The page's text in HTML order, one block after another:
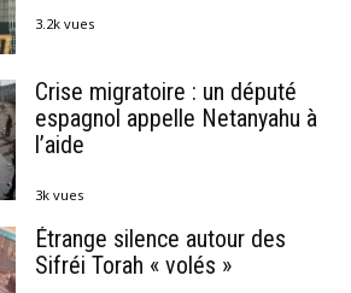
3.2k vues
Crise migratoire : un député
espagnol appelle Netanyahu à
l’aide
3k vues
Étrange silence autour des
Sifréi Torah « volés »